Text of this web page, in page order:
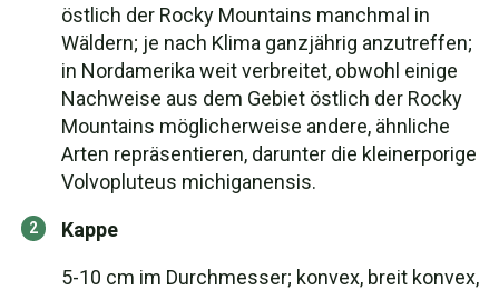
östlich der Rocky Mountains manchmal in
Wäldern; je nach Klima ganzjährig anzutreffen;
in Nordamerika weit verbreitet, obwohl einige
Nachweise aus dem Gebiet östlich der Rocky
Mountains möglicherweise andere, ähnliche
Arten repräsentieren, darunter die kleinerporige
Volvopluteus michiganensis.
Kappe
5-10 cm im Durchmesser; konvex, breit konvex,